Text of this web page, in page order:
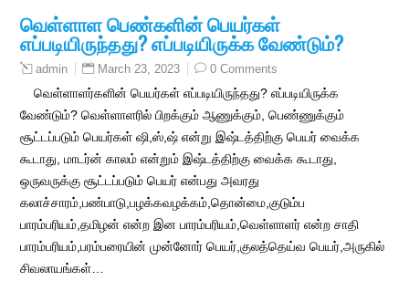
வெள்ளாள பெண்களின் பெயர்கள்
எப்படியிருந்தது? எப்படியிருக்க வேண்டும்?
admin March 23, 2023 0 Comments
வெள்ளாளர்களின் பெயர்கள் எப்படியிருந்தது? எப்படியிருக்க
வேண்டும்? வெள்ளாளரில் பிறக்கும் ஆணுக்கும், பெண்ணுக்கும்
சூட்டப்படும் பெயர்கள் ஷி,ஸ்,ஷ் என்று இஷ்டத்திற்கு பெயர் வைக்க
கூடாது, மாடர்ன் காலம் என்றும் இஷ்டத்திற்கு வைக்க கூடாது,
ஒருவருக்கு சூட்டப்படும் பெயர் என்பது அவரது
கலாச்சாரம்,பண்பாடு,பழக்கவழக்கம்,தொன்மை,குடும்ப
பாரம்பரியம்,தமிழன் என்ற இன பாரம்பரியம்,வெள்ளாளர் என்ற சாதி
பாரம்பரியம்,பரம்பரையின் முன்னோர் பெயர்,குலத்தெய்வ பெயர்,அருகில்
சிவலாயங்கள்…